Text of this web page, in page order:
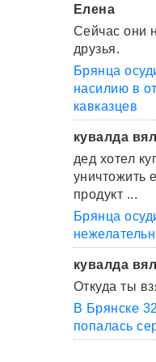
Елена
Сейчас они
друзья.
Брянца
насилию в
кавказцев
кувалда
дед хотел
уничтожить
продукт ...
Брянца
кувалда
Откуда ты
В Брянске
попалась